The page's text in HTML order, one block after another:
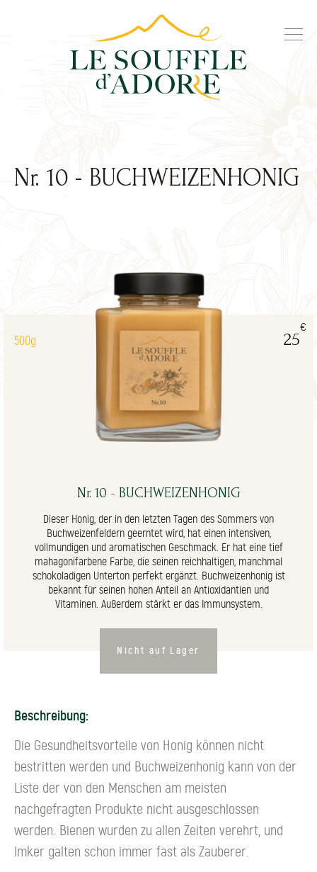
Nr. 10 - BUCHWEIZENHONIG
25
€
500g
Nr. 10 - BUCHWEIZENHONIG
Dieser Honig, der in den letzten Tagen des Sommers von
Buchweizenfeldern geerntet wird, hat einen intensiven,
vollmundigen und aromatischen Geschmack. Er hat eine tief
mahagonifarbene Farbe, die seinen reichhaltigen, manchmal
schokoladigen Unterton perfekt ergänzt. Buchweizenhonig ist
bekannt für seinen hohen Anteil an Antioxidantien und
Vitaminen. Außerdem stärkt er das Immunsystem.
Nicht auf Lager
Beschreibung:
Die Gesundheitsvorteile von Honig können nicht
bestritten werden und Buchweizenhonig kann von der
Liste der von den Menschen am meisten
nachgefragten Produkte nicht ausgeschlossen
werden. Bienen wurden zu allen Zeiten verehrt, und
Imker galten schon immer fast als Zauberer.